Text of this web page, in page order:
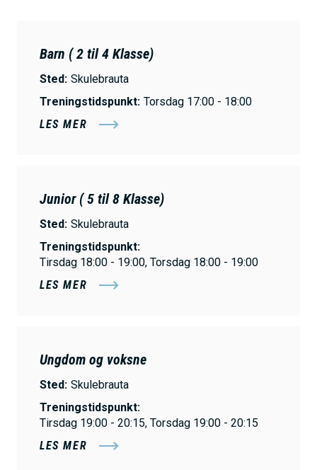
Barn ( 2 til 4 Klasse)
Sted: Skulebrauta
Treningstidspunkt: Torsdag 17:00 - 18:00
LES MER
Junior ( 5 til 8 Klasse)
Sted: Skulebrauta
Treningstidspunkt:
Tirsdag 18:00 - 19:00, Torsdag 18:00 - 19:00
LES MER
Ungdom og voksne
Sted: Skulebrauta
Treningstidspunkt:
Tirsdag 19:00 - 20:15, Torsdag 19:00 - 20:15
LES MER